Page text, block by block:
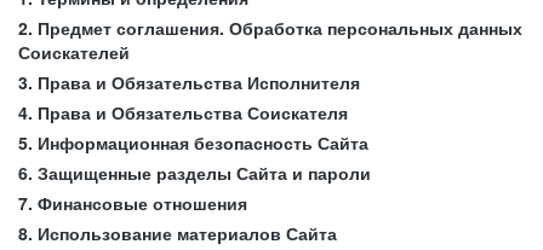
2. Предмет соглашения. Обработка персональных данных
Соискателей
3. Права и Обязательства Исполнителя
4. Права и Обязательства Соискателя
5. Информационная безопасность Сайта
6. Защищенные разделы Сайта и пароли
7. Финансовые отношения
8. Использование материалов Сайта